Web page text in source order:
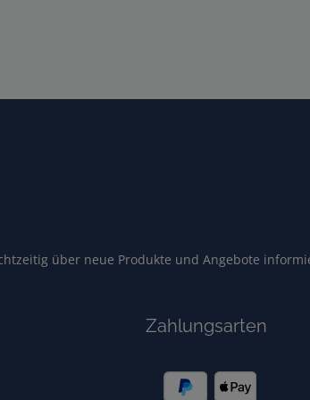
über neue Produkte und Angebote
Zahlungsarten